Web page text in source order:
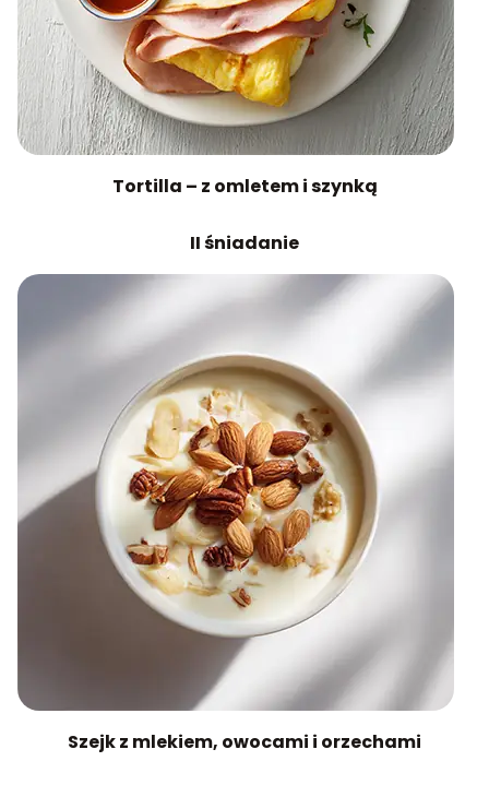
Tortilla – z omletem i szynką
II śniadanie
Szejk z mlekiem, owocami i orzechami